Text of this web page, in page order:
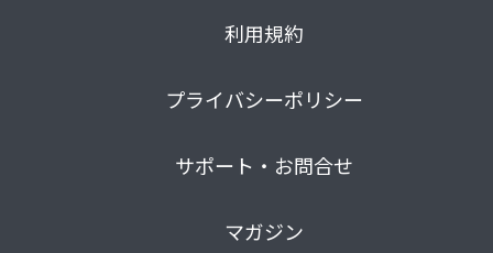
利用規約
プライバシーポリシー
サポート・お問合せ
マガジン